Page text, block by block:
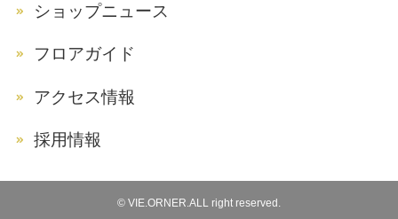
ショップニュース
フロアガイド
アクセス情報
採用情報
© VIE.ORNER.ALL right reserved.